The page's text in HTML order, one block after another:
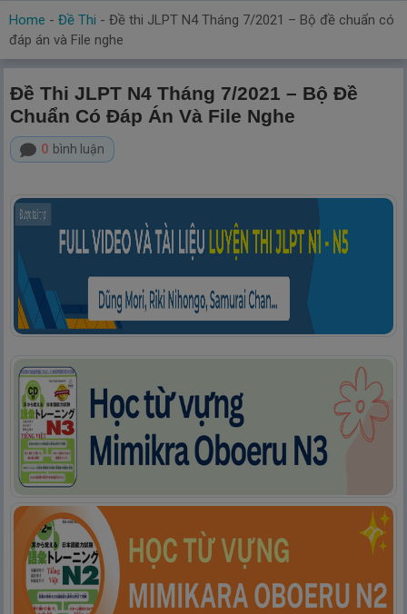
Home - Đề Thi - Đề thi JLPT N4 Tháng 7/2021 – Bộ đề chuẩn có
đáp án và File nghe
Đề Thi JLPT N4 Tháng 7/2021 – Bộ Đề
Chuẩn Có Đáp Án Và File Nghe
0 bình luận